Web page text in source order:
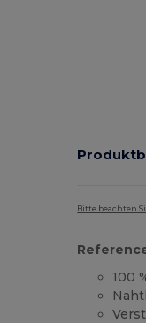
Bitte beachten
100